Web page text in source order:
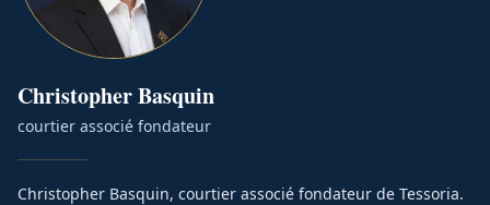
ChristopherBasquin
courtier associé fondateur
Christopher Basquin, courtier associé fondateur de Tessoria.